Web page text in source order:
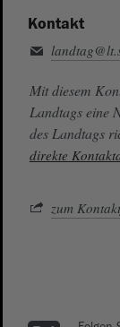
Kontakt
Mit diesem
Landtags eine
des Landtags
direkte
zum